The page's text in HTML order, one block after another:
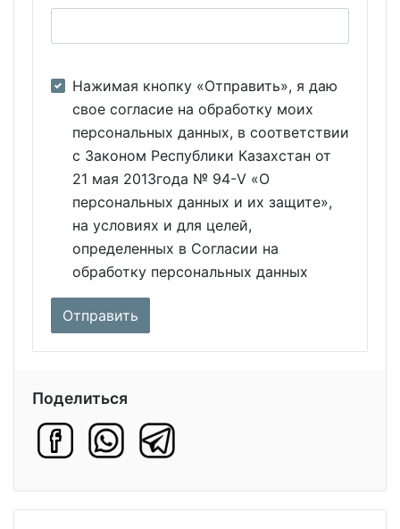
Нажимая кнопку «Отправить», я даю
свое согласие на обработку моих
персональных данных, в соответствии
с Законом Республики Казахстан от
21 мая 2013года № 94-V «О
персональных данных и их защите»,
на условиях и для целей,
определенных в Согласии на
обработку персональных данных
Поделиться